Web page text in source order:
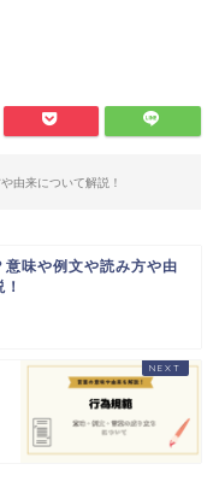
由来について解説！
意味や例文や読み方や由